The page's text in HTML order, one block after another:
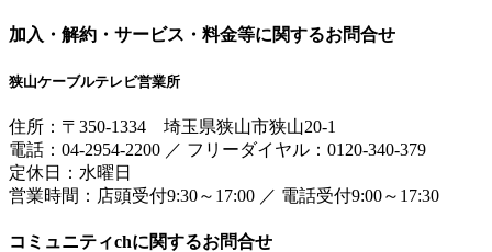
加入・解約・サービス・料金等に関するお問合せ
狭山ケーブルテレビ営業所
住所： 〒350-1334 埼玉県狭山市狭山20-1
電話： 04-2954-2200 ／ フリーダイヤル：0120-340-379
定休日：水曜日
営業時間： 店頭受付9:30～17:00 ／ 電話受付9:00～17:30
コミュニティchに関するお問合せ